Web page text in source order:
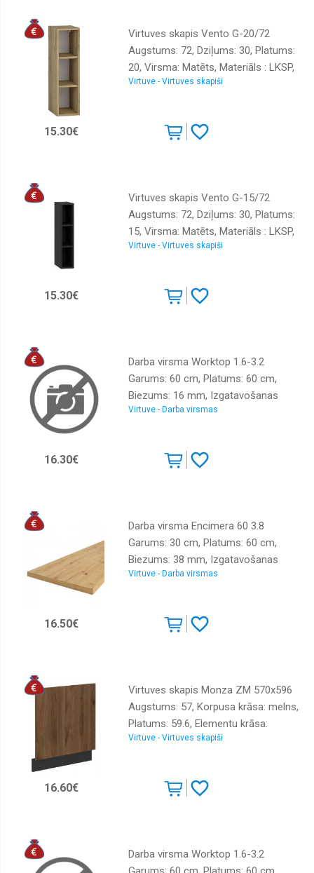
Virtuves skapis Vento G-20/72
Augstums: 72, Dziļums: 30, Platums:
20, Virsma: Matēts, Materiāls : LKSP,
Krāsa: ozols craft zelts
Virtuve - Virtuves skapiši
15.30€
Virtuves skapis Vento G-15/72
Augstums: 72, Dziļums: 30, Platums:
15, Virsma: Matēts, Materiāls : LKSP,
Krāsa: melns
Virtuve - Virtuves skapiši
15.30€
Darba virsma Worktop 1.6-3.2
Garums: 60 cm, Platums: 60 cm,
Biezums: 16 mm, Izgatavošanas
materiāls: LKSP + PVH, Krāsa:
Virtuve - Darba virsmas
16.30€
Darba virsma Encimera 60 3.8
Garums: 30 cm, Platums: 60 cm,
Biezums: 38 mm, Izgatavošanas
materiāls: LKSP + lamināts + finieris,
Virtuve - Darba virsmas
16.50€
Virtuves skapis Monza ZM 570x596
Augstums: 57, Korpusa krāsa: melns,
Platums: 59.6, Elementu krāsa:
rieksts, Virsma: Matēts, Materiāls :
Virtuve - Virtuves skapiši
16.60€
Darba virsma Worktop 1.6-3.2